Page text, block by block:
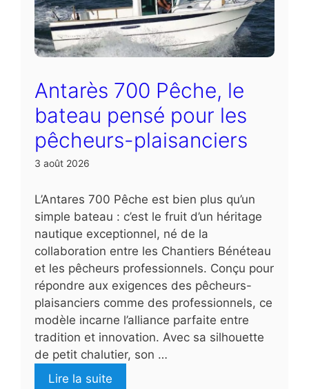
Antarès 700 Pêche, le
bateau pensé pour les
pêcheurs-plaisanciers
3 août 2026
L’Antares 700 Pêche est bien plus qu’un
simple bateau : c’est le fruit d’un héritage
nautique exceptionnel, né de la
collaboration entre les Chantiers Bénéteau
et les pêcheurs professionnels. Conçu pour
répondre aux exigences des pêcheurs-
plaisanciers comme des professionnels, ce
modèle incarne l’alliance parfaite entre
tradition et innovation. Avec sa silhouette
de petit chalutier, son …
Lire la suite